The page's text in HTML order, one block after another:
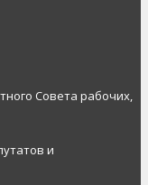
Совета рабочих,
и